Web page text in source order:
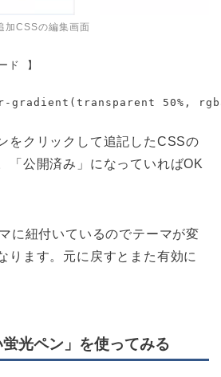
加CSSの編集画面
ド 】
gradient(transparent 50%,
をクリックして追記したCSSの
「公開済み」になっていればOK
に紐付いているのでテーマが変
ります。元に戻すとまた有効に
光ペン」を使ってみる